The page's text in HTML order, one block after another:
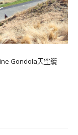
Gondola天空纜